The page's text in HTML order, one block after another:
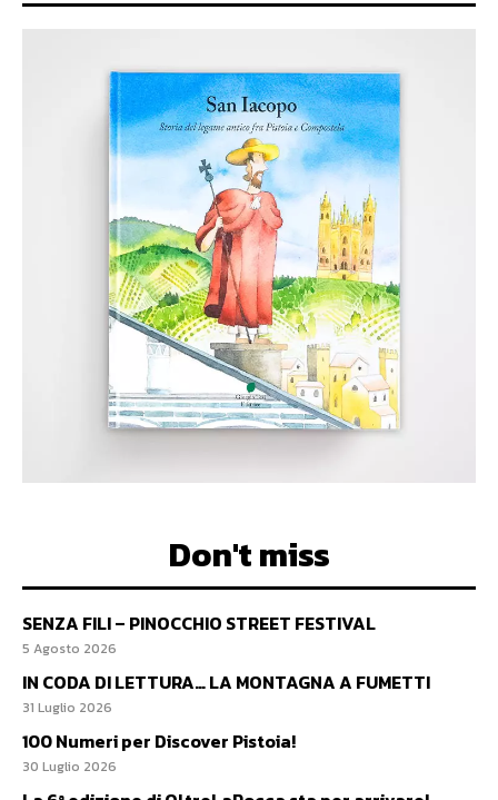
Don't miss
SENZA FILI – PINOCCHIO STREET FESTIVAL
5 Agosto 2026
IN CODA DI LETTURA… LA MONTAGNA A FUMETTI
31 Luglio 2026
100 Numeri per Discover Pistoia!
30 Luglio 2026